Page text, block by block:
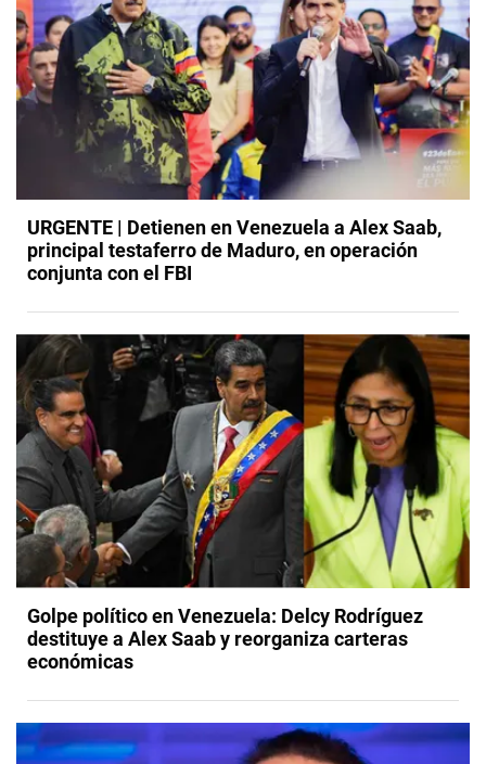
URGENTE | Detienen en Venezuela a Alex Saab,
principal testaferro de Maduro, en operación
conjunta con el FBI
Golpe político en Venezuela: Delcy Rodríguez
destituye a Alex Saab y reorganiza carteras
económicas